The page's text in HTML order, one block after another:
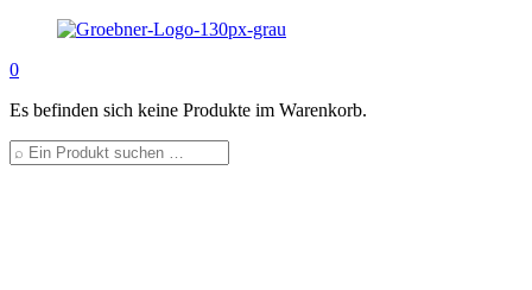
0
Es befinden sich keine Produkte im Warenkorb.